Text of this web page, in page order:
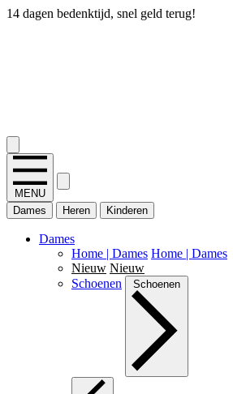
14 dagen bedenktijd, snel geld terug!
MENU
Dames
Heren Kinderen
Dames
Home | Dames Home | Dames
Nieuw Nieuw
Schoenen
Schoenen